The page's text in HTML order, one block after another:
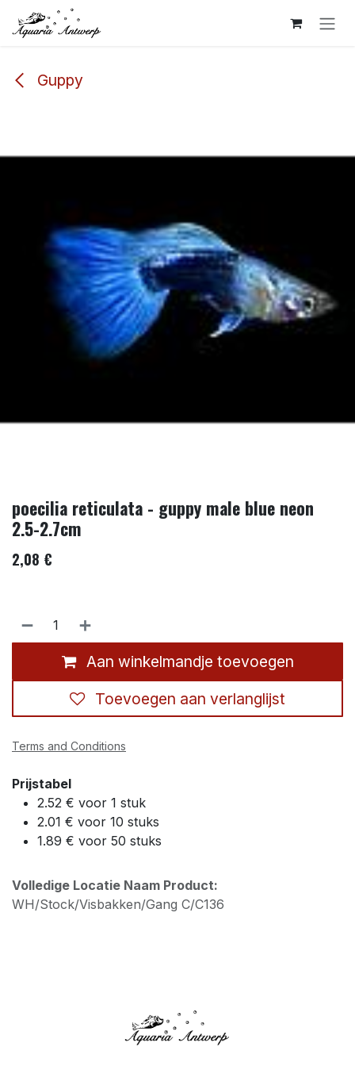
Overslaan naar inhoud
Guppy
poecilia reticulata - guppy male blue neon
2.5-2.7cm
2,08 €
Aan winkelmandje toevoegen
Toevoegen aan verlanglijst
Terms and Conditions
Prijstabel
2.52 € voor 1 stuk
2.01 € voor 10 stuks
1.89 € voor 50 stuks
Volledige Locatie Naam Product:
WH/Stock/Visbakken/Gang C/C136